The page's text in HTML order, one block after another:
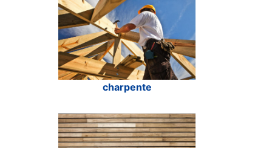
charpente